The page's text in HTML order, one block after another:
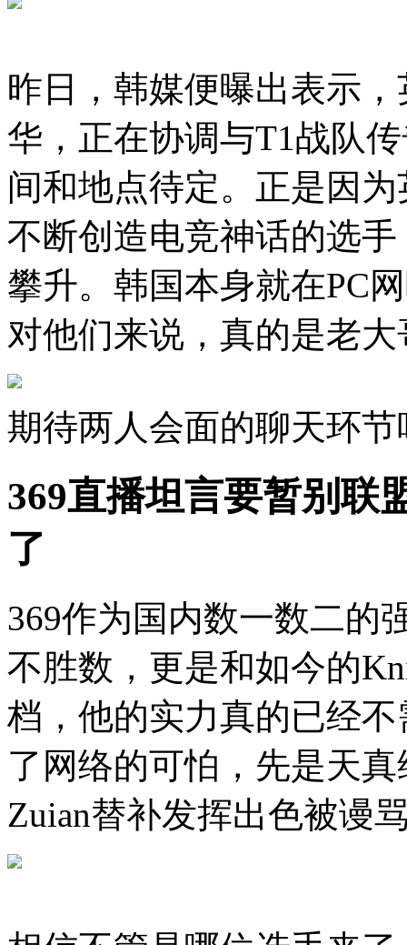
昨日，韩媒便曝出表示
华，正在协调与T1战队
间和地点待定。正是因
不断创造电竞神话的选
攀升。韩国本身就在PC
对他们来说，真的是老
期待两人会面的聊天环节
369直播坦言要暂别联
了
369作为国内数一数二的
不胜数，更是和如今的
档，他的实力真的已经
了网络的可怕，先是天
Zuian替补发挥出色被谩